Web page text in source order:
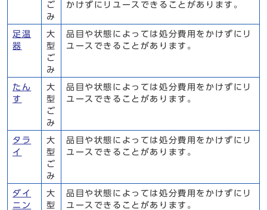
ご
み
かけずにリユースできることがあります。
足温
器
大
型
ご
み
品目や状態によっては処分費用をかけずにリ
ユースできることがあります。
たん
す
大
型
ご
み
品目や状態によっては処分費用をかけずにリ
ユースできることがあります。
タラ
イ
大
型
ご
み
品目や状態によっては処分費用をかけずにリ
ユースできることがあります。
ダイ
ニン
大
型
品目や状態によっては処分費用をかけずにリ
ユースできることがあります。